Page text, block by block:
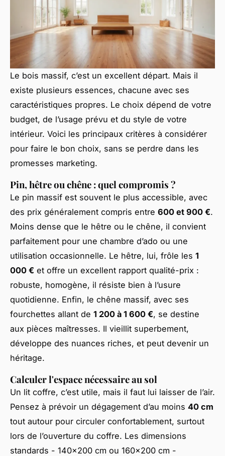
Le bois massif, c’est un excellent départ. Mais il
existe plusieurs essences, chacune avec ses
caractéristiques propres. Le choix dépend de votre
budget, de l’usage prévu et du style de votre
intérieur. Voici les principaux critères à considérer
pour faire le bon choix, sans se perdre dans les
promesses marketing.
Pin, hêtre ou chêne : quel compromis ?
Le pin massif est souvent le plus accessible, avec
des prix généralement compris entre 600 et 900 €.
Moins dense que le hêtre ou le chêne, il convient
parfaitement pour une chambre d’ado ou une
utilisation occasionnelle. Le hêtre, lui, frôle les 1
000 € et offre un excellent rapport qualité-prix :
robuste, homogène, il résiste bien à l’usure
quotidienne. Enfin, le chêne massif, avec ses
fourchettes allant de 1 200 à 1 600 €, se destine
aux pièces maîtresses. Il vieillit superbement,
développe des nuances riches, et peut devenir un
héritage.
Calculer l'espace nécessaire au sol
Un lit coffre, c’est utile, mais il faut lui laisser de l’air.
Pensez à prévoir un dégagement d’au moins 40 cm
tout autour pour circuler confortablement, surtout
lors de l’ouverture du coffre. Les dimensions
standards - 140x200 cm ou 160x200 cm -